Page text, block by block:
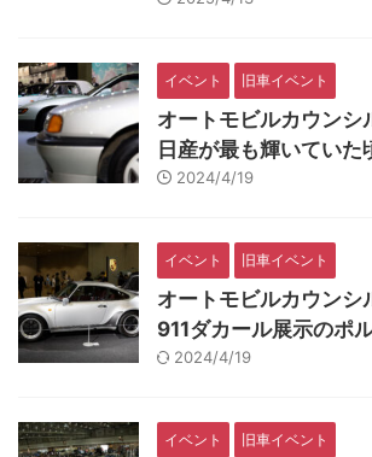
イベント 旧車イベント
オートモビルカウン
日産が最も輝いていた
2024/4/19
イベント 旧車イベント
オートモビルカウン
911ダカール展示のポ
2024/4/19
イベント 旧車イベント